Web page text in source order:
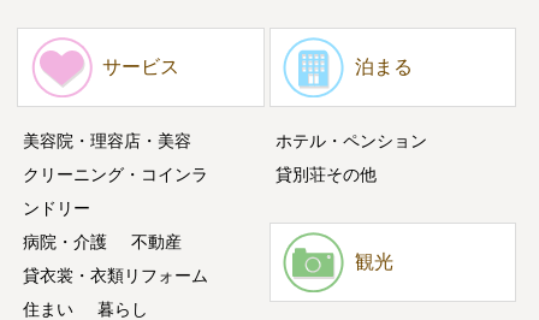
サービス
美容院・理容店・美容
クリーニング・コインラ
ンドリー
病院・介護
不動産
貸衣裳・衣類リフォーム
住まい
暮らし
泊まる
ホテル・ペンション
貸別荘その他
観光